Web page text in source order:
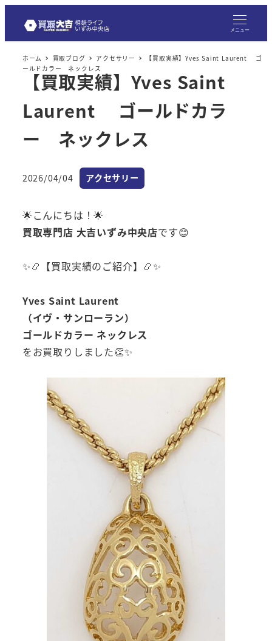
メニュー
ホーム 買取ブログ アクセサリー
【買取実績】Yves Saint Laurent ゴ
ールドカラー ネックレス
【買取実績】Yves Saint
Laurent ゴールドカラ
ー ネックレス
投稿日
2026/04/04 カテゴリー
アクセサリー
🌟こんにちは！🌟
買取専門店 大吉いずみ中央店です😊
✨📿【買取実績のご紹介】📿✨
Yves Saint Laurent
（イヴ・サンローラン）
ゴールドカラー ネックレス
をお買取りしました👏✨